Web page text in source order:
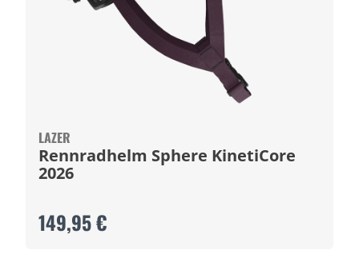
LAZER
Rennradhelm Sphere KinetiCore
2026
149,95 €